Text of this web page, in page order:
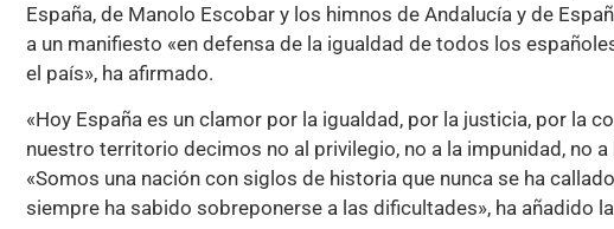
España, de Manolo Escobar y los himnos de Andalucía y de
a un manifiesto «en defensa de la igualdad de todos los
el país», ha afirmado.
«Hoy España es un clamor por la igualdad, por la justicia, por la
nuestro territorio decimos no al privilegio, no a la impunidad, no
«Somos una nación con siglos de historia que nunca se ha
siempre ha sabido sobreponerse a las dificultades», ha añadido